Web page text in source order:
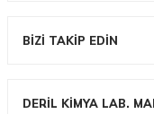
BİZİ TAKİP EDİN
DERİL KİMYA LAB.